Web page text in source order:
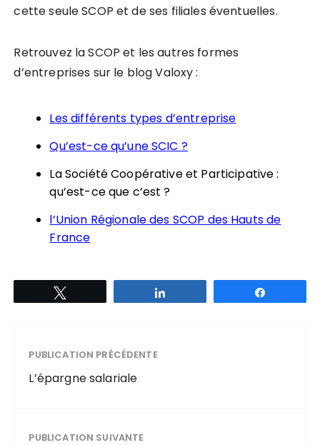
cette seule SCOP et de ses filiales éventuelles.
Retrouvez la SCOP et les autres formes
d’entreprises sur le blog Valoxy :
Les différents types d’entreprise
Qu’est-ce qu’une SCIC ?
La Société Coopérative et Participative :
qu’est-ce que c’est ?
l’Union Régionale des SCOP des Hauts de
France
PUBLICATION PRÉCÉDENTE
L’épargne salariale
PUBLICATION SUIVANTE